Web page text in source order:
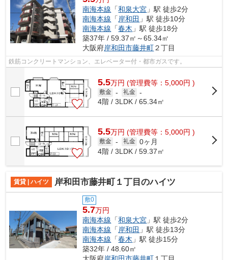
南海本線 「和泉大宮 」駅 徒歩2分
南海本線 「岸和田 」駅 徒歩10分
南海本線 「春木 」駅 徒歩18分
築37年 / 59.37㎡～65.34㎡
大阪府岸和田市藤井町２丁目
鉄筋コンクリートマンション、エレベーター付・都市ガスです。
5.5万円 (管理費等：5,000円 )
敷金 - 礼金 -
4階 / 3LDK / 65.34㎡
5.5万円 (管理費等：5,000円 )
敷金 - 礼金 0ヶ月
4階 / 3LDK / 59.37㎡
賃貸 | ハイツ 岸和田市藤井町１丁目のハイツ
敷0
5.7万円
南海本線 「和泉大宮 」駅 徒歩2分
南海本線 「 岸和田 」駅 徒歩13分
南海本線 「春木 」駅 徒歩15分
築32年 / 48.60㎡